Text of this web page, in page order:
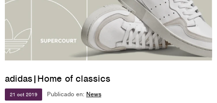
adidas|Home of classics
21 oct 2019 Publicado en: News